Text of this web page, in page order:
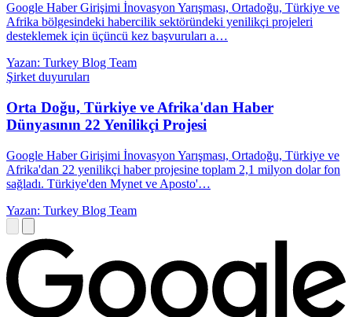
Google Haber Girişimi İnovasyon Yarışması, Ortadoğu, Türkiye ve
Afrika bölgesindeki habercilik sektöründeki yenilikçi projeleri
desteklemek için üçüncü kez başvuruları a…
Yazan: Turkey Blog Team
Şirket duyuruları
Orta Doğu, Türkiye ve Afrika'dan Haber
Dünyasının 22 Yenilikçi Projesi
Google Haber Girişimi İnovasyon Yarışması, Ortadoğu, Türkiye ve
Afrika'dan 22 yenilikçi haber projesine toplam 2,1 milyon dolar fon
sağladı. Türkiye'den Mynet ve Aposto'…
Yazan: Turkey Blog Team